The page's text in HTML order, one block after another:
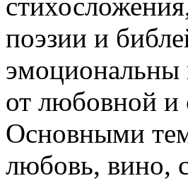
поэзии и
эмоциональны
от любовной и
Основными
любовь, вино,